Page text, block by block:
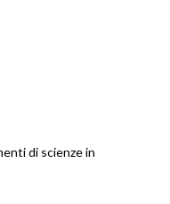
di scienze in